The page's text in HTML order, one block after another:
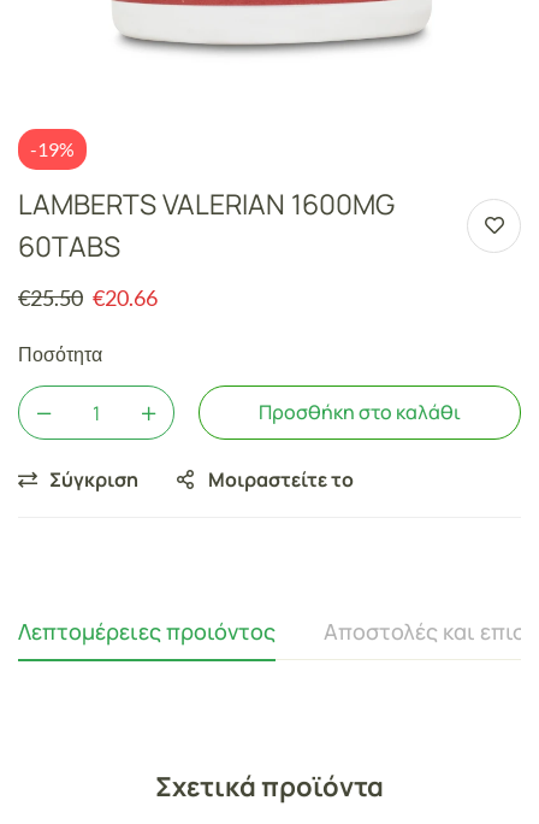
-19%
LAMBERTS VALERIAN 1600MG
60TABS
€25.50 €20.66
Ποσότητα
Προσθήκη στο καλάθι
Σύγκριση Μοιραστείτε το
Λεπτομέρειες προιόντος Αποστολές και
Σχετικά προϊόντα